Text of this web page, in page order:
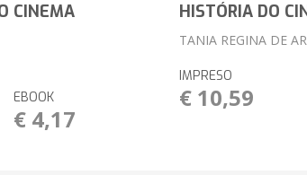
CINEMA
EBOOK
€ 4,17
HISTÓRIA DO
TANIA REGINA DE
IMPRESO
€ 10,59